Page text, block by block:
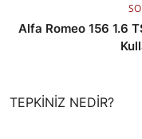
Alfa Romeo 156 1.6
TEPKINIZ NEDIR?